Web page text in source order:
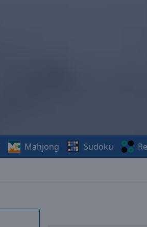
Mahjong Sudoku